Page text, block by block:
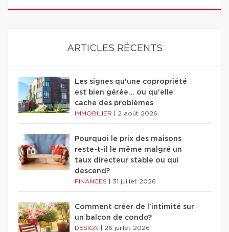
ARTICLES RÉCENTS
Les signes qu'une copropriété
est bien gérée… ou qu'elle
cache des problèmes
IMMOBILIER 2 août 2026
Pourquoi le prix des maisons
reste-t-il le même malgré un
taux directeur stable ou qui
descend?
FINANCES 31 juillet 2026
Comment créer de l'intimité sur
un balcon de condo?
DESIGN 26 juillet 2026